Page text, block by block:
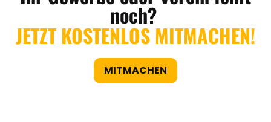
noch?
JETZT KOSTENLOS MITMACHEN!
MITMACHEN